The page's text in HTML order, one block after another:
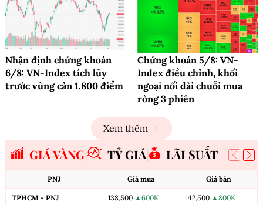
Nhận định chứng khoán
6/8: VN-Index tích lũy
trước vùng cản 1.800 điểm
Chứng khoán 5/8: VN-
Index điều chỉnh, khối
ngoại nối dài chuỗi mua
ròng 3 phiên
Xem thêm
GIÁ VÀNG TỶ GIÁ LÃI SUẤT
PNJ Giá mua Giá bán
TPHCM - PNJ 138,500 ▲600K 142,500 ▲800K